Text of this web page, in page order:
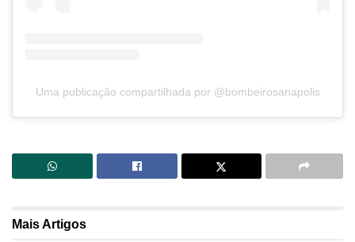
Uma publicação compartilhada por @bombeirosanapolis
MaisArtigos